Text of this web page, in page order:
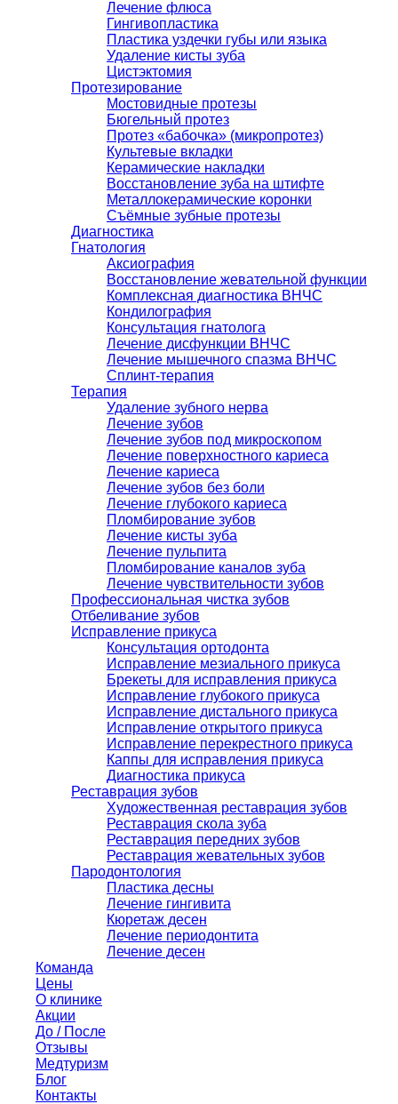
Лечение флюса
Гингивопластика
Пластика уздечки губы или языка
Удаление кисты зуба
Цистэктомия
Протезирование
Мостовидные протезы
Бюгельный протез
Протез «бабочка» (микропротез)
Культевые вкладки
Керамические накладки
Восстановление зуба на штифте
Металлокерамические коронки
Съёмные зубные протезы
Диагностика
Гнатология
Аксиография
Восстановление жевательной функции
Комплексная диагностика ВНЧС
Кондилография
Консультация гнатолога
Лечение дисфункции ВНЧС
Лечение мышечного спазма ВНЧС
Сплинт-терапия
Терапия
Удаление зубного нерва
Лечение зубов
Лечение зубов под микроскопом
Лечение поверхностного кариеса
Лечение кариеса
Лечение зубов без боли
Лечение глубокого кариеса
Пломбирование зубов
Лечение кисты зуба
Лечение пульпита
Пломбирование каналов зуба
Лечение чувствительности зубов
Профессиональная чистка зубов
Отбеливание зубов
Исправление прикуса
Консультация ортодонта
Исправление мезиального прикуса
Брекеты для исправления прикуса
Исправление глубокого прикуса
Исправление дистального прикуса
Исправление открытого прикуса
Исправление перекрестного прикуса
Каппы для исправления прикуса
Диагностика прикуса
Реставрация зубов
Художественная реставрация зубов
Реставрация скола зуба
Реставрация передних зубов
Реставрация жевательных зубов
Пародонтология
Пластика десны
Лечение гингивита
Кюретаж десен
Лечение периодонтита
Лечение десен
Команда
Цены
О клинике
Акции
До / После
Отзывы
Медтуризм
Блог
Контакты